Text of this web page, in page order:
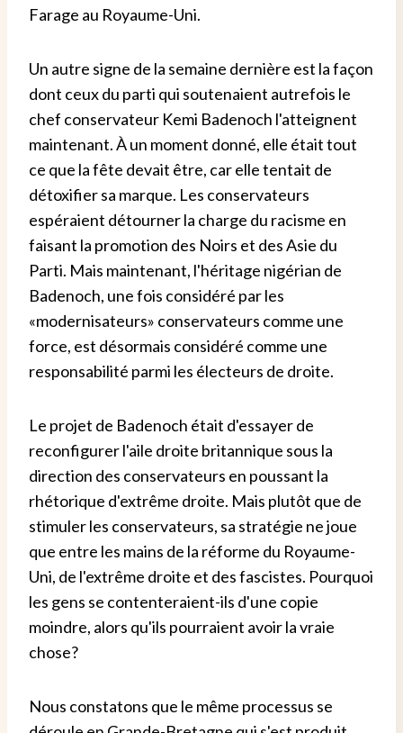
Farage au Royaume-Uni.
Un autre signe de la semaine dernière est la façon
dont ceux du parti qui soutenaient autrefois le
chef conservateur Kemi Badenoch l'atteignent
maintenant. À un moment donné, elle était tout
ce que la fête devait être, car elle tentait de
détoxifier sa marque. Les conservateurs
espéraient détourner la charge du racisme en
faisant la promotion des Noirs et des Asie du
Parti. Mais maintenant, l'héritage nigérian de
Badenoch, une fois considéré par les
«modernisateurs» conservateurs comme une
force, est désormais considéré comme une
responsabilité parmi les électeurs de droite.
Le projet de Badenoch était d'essayer de
reconfigurer l'aile droite britannique sous la
direction des conservateurs en poussant la
rhétorique d'extrême droite. Mais plutôt que de
stimuler les conservateurs, sa stratégie ne joue
que entre les mains de la réforme du Royaume-
Uni, de l'extrême droite et des fascistes. Pourquoi
les gens se contenteraient-ils d'une copie
moindre, alors qu'ils pourraient avoir la vraie
chose?
Nous constatons que le même processus se